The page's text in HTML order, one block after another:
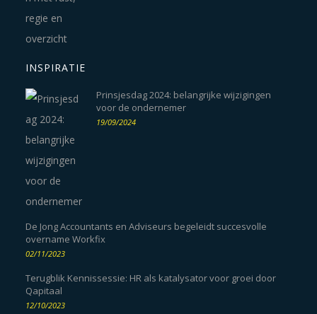
INSPIRATIE
Prinsjesdag 2024: belangrijke wijzigingen
voor de ondernemer
19/09/2024
De Jong Accountants en Adviseurs begeleidt succesvolle
overname Workfix
02/11/2023
Terugblik Kennissessie: HR als katalysator voor groei door
Qapitaal
12/10/2023